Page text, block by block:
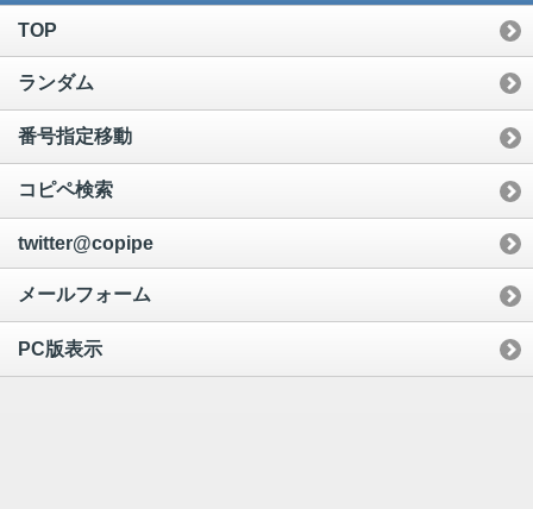
TOP
ランダム
番号指定移動
コピペ検索
twitter@copipe
メールフォーム
PC版表示